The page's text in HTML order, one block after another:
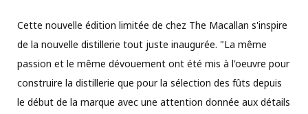
Cette nouvelle édition limitée de chez The Macallan s'inspire
de la nouvelle distillerie tout juste inaugurée. "La même
passion et le même dévouement ont été mis à l'oeuvre pour
construire la distillerie que pour la sélection des fûts depuis
le début de la marque avec une attention donnée aux détails